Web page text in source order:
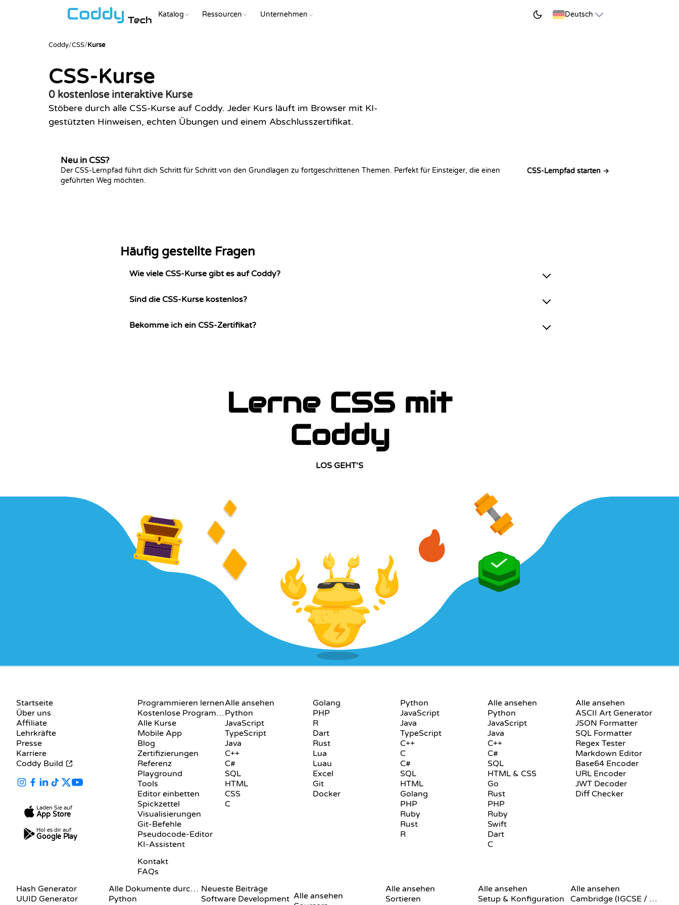
Tech Katalog Ressourcen Unternehmen Deutsch
Coddy/CSS/Kurse
CSS-Kurse
0 kostenlose interaktive Kurse
Stöbere durch alle CSS-Kurse auf Coddy. Jeder Kurs läuft im Browser mit KI-
gestützten Hinweisen, echten Übungen und einem Abschlusszertifikat.
Neu in CSS?
Der CSS-Lernpfad führt dich Schritt für Schritt von den Grundlagen zu fortgeschrittenen Themen. Perfekt für Einsteiger, die einen
geführten Weg möchten.
CSS-Lernpfad starten →
Häufig gestellte Fragen
Wie viele CSS-Kurse gibt es auf Coddy?
Sind die CSS-Kurse kostenlos?
Bekomme ich ein CSS-Zertifikat?
Lerne CSS mit
Coddy
LOS GEHT'S
Startseite
Über uns
Affiliate
Lehrkräfte
Presse
Karriere
Coddy Build
Laden Sie auf
App Store
Hol es dir auf
Google Play
Programmieren lernen
Kostenlose Programmier-Websites
Alle Kurse
Mobile App
Blog
Zertifizierungen
Referenz
Playground
Tools
Editor einbetten
Spickzettel
Visualisierungen
Git-Befehle
Pseudocode-Editor
KI-Assistent
Kontakt
FAQs
Alle ansehen
Python
JavaScript
TypeScript
Java
C++
C#
SQL
HTML
CSS
C
Golang
PHP
R
Dart
Rust
Lua
Luau
Excel
Git
Docker
Python
JavaScript
Java
TypeScript
C++
C
C#
SQL
HTML
Golang
PHP
Ruby
Rust
R
Alle ansehen
Python
JavaScript
Java
C++
C#
SQL
HTML & CSS
Go
Rust
PHP
Ruby
Swift
Dart
C
Alle ansehen
ASCII Art Generator
JSON Formatter
SQL Formatter
Regex Tester
Markdown Editor
Base64 Encoder
URL Encoder
JWT Decoder
Diff Checker
Hash Generator
UUID Generator
Alle Dokumente durchsuchen
Python
Neueste Beiträge
Software Development Alle ansehen
Alle ansehen
Sortieren
Alle ansehen
Setup & Konfiguration
Alle ansehen
Cambridge (IGCSE / A-Level)